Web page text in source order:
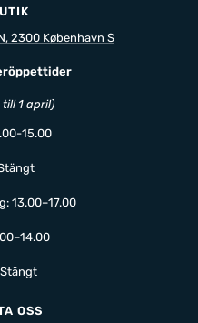
2300 København S
1 april)
15.00
13.00–17.00
OSS